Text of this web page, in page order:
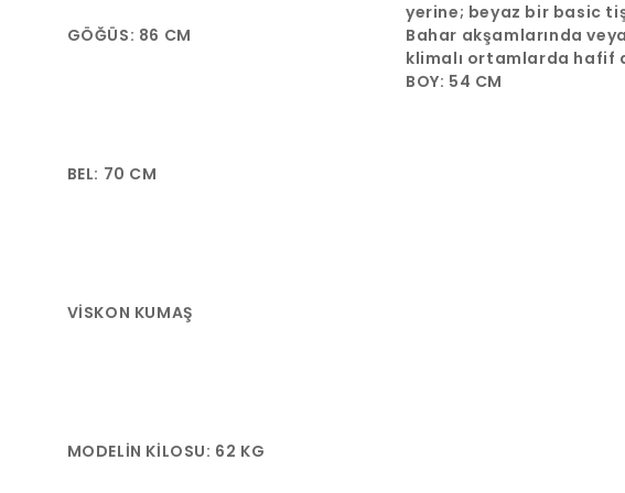
GÖĞÜS: 86 CM
BEL: 70 CM
VİSKON KUMAŞ
MODELİN KİLOSU: 62 KG
yerine; beyaz bir basic
keten bir gömlek veya
bluz üzerine tercih
stilinizi
Bahar akşamlarında veya
klimalı ortamlarda hafif
bir tamamlayıcı
BOY: 54 CM